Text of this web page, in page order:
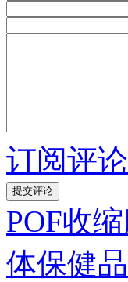
订阅评论
POF收
体保健